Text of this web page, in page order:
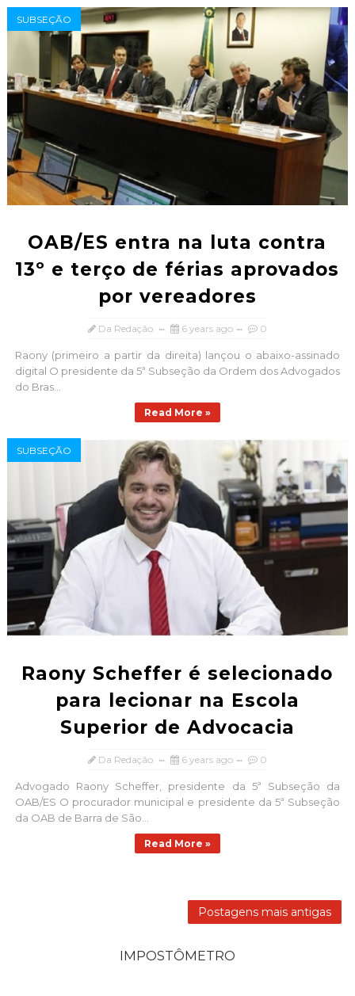
SUBSEÇÃO
OAB/ES entra na luta contra
13º e terço de férias aprovados
por vereadores
Da Redação 6 years ago 0
Raony (primeiro a partir da direita) lançou o abaixo-assinado
digital O presidente da 5ª Subseção da Ordem dos Advogados
do Bras...
Read More »
SUBSEÇÃO
Raony Scheffer é selecionado
para lecionar na Escola
Superior de Advocacia
Da Redação 6 years ago 0
Advogado Raony Scheffer, presidente da 5ª Subseção da
OAB/ES O procurador municipal e presidente da 5ª Subseção
da OAB de Barra de São...
Read More »
Postagens mais antigas
IMPOSTÔMETRO